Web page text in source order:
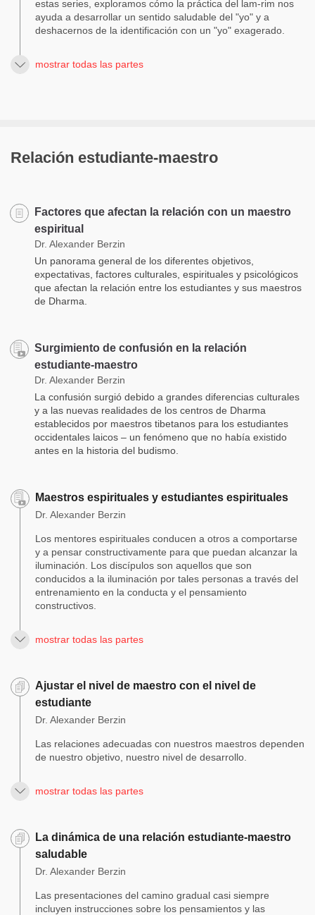
estas series, exploramos cómo la práctica del lam-rim nos
ayuda a desarrollar un sentido saludable del "yo" y a
deshacernos de la identificación con un "yo" exagerado.
mostrar todas las partes
Relación estudiante-maestro
Factores que afectan la relación con un maestro
espiritual
Dr. Alexander Berzin
Un panorama general de los diferentes objetivos,
expectativas, factores culturales, espirituales y psicológicos
que afectan la relación entre los estudiantes y sus maestros
de Dharma.
Surgimiento de confusión en la relación
estudiante-maestro
Dr. Alexander Berzin
La confusión surgió debido a grandes diferencias culturales
y a las nuevas realidades de los centros de Dharma
establecidos por maestros tibetanos para los estudiantes
occidentales laicos – un fenómeno que no había existido
antes en la historia del budismo.
Maestros espirituales y estudiantes espirituales
Dr. Alexander Berzin
Los mentores espirituales conducen a otros a comportarse
y a pensar constructivamente para que puedan alcanzar la
iluminación. Los discípulos son aquellos que son
conducidos a la iluminación por tales personas a través del
entrenamiento en la conducta y el pensamiento
constructivos.
mostrar todas las partes
Ajustar el nivel de maestro con el nivel de
estudiante
Dr. Alexander Berzin
Las relaciones adecuadas con nuestros maestros dependen
de nuestro objetivo, nuestro nivel de desarrollo.
mostrar todas las partes
La dinámica de una relación estudiante-maestro
saludable
Dr. Alexander Berzin
Las presentaciones del camino gradual casi siempre
incluyen instrucciones sobre los pensamientos y las